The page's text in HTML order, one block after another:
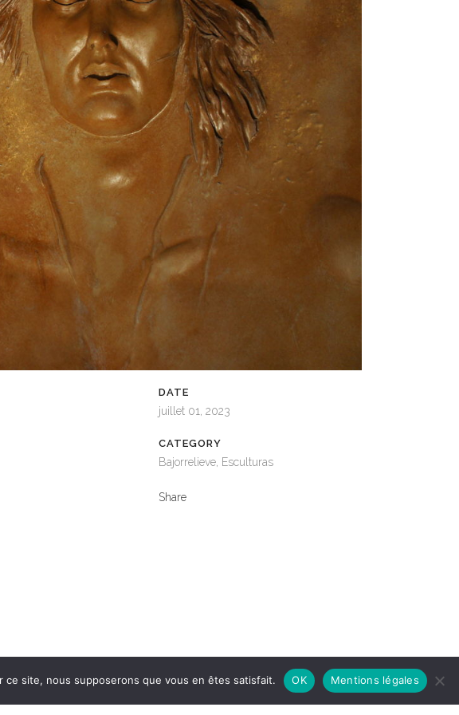
DATE
juillet 01, 2023
CATEGORY
Bajorrelieve, Esculturas
Share
site, nous supposerons que vous en êtes satisfait. OK Mentions légales